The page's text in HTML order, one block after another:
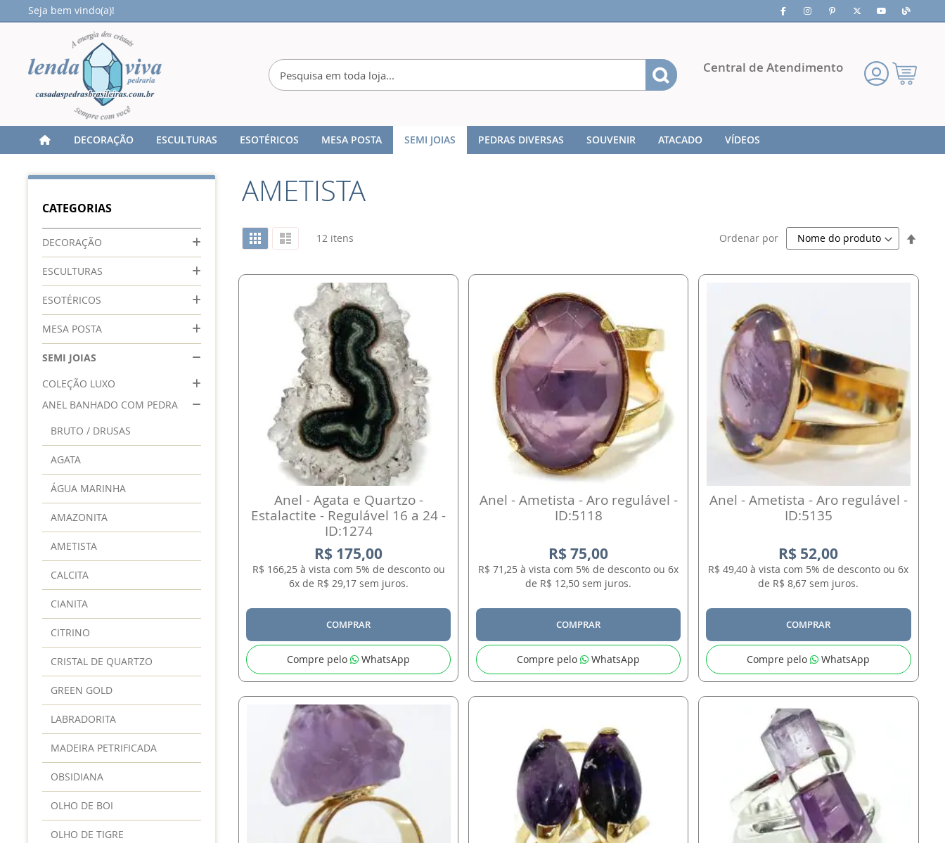
Seja bem vindo(a)!
Meu
Carrinho
Central de Atendimento
Pesquisa
DECORAÇÃO ESCULTURAS ESOTÉRICOS MESA POSTA SEMI JOIAS PEDRAS DIVERSAS SOUVENIR ATACADO
VÍDEOS
AMETISTA
Ver
como
GradeLista 12itens Ordenar por
Anel - Agata e Quartzo -
Estalactite - Regulável 16 a 24 -
ID:1274
R$ 175,00
R$ 166,25 à vista com 5% de desconto ou
6x de R$ 29,17 sem juros.
COMPRAR
Compre pelo WhatsApp
Anel - Ametista - Aro regulável -
ID:5118
R$ 75,00
R$ 71,25 à vista com 5% de desconto ou 6x
de R$ 12,50 sem juros.
COMPRAR
Compre pelo WhatsApp
Anel - Ametista - Aro regulável -
ID:5135
R$ 52,00
R$ 49,40 à vista com 5% de desconto ou 6x
de R$ 8,67 sem juros.
COMPRAR
Compre pelo WhatsApp
CATEGORIAS
DECORAÇÃO
ESCULTURAS
ESOTÉRICOS
MESA POSTA
SEMI JOIAS
COLEÇÃO LUXO
ANEL BANHADO COM PEDRA
BRUTO / DRUSAS
AGATA
ÁGUA MARINHA
AMAZONITA
AMETISTA
CALCITA
CIANITA
CITRINO
CRISTAL DE QUARTZO
GREEN GOLD
LABRADORITA
MADEIRA PETRIFICADA
OBSIDIANA
OLHO DE BOI
OLHO DE TIGRE